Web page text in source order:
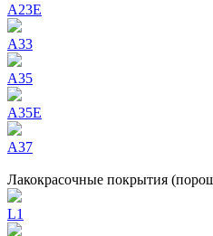
A23E
A33
A35
A35E
A37
Лакокрасочные покрытия
L1